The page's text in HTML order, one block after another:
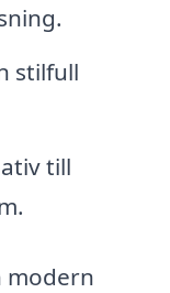
stilfull
till
modern